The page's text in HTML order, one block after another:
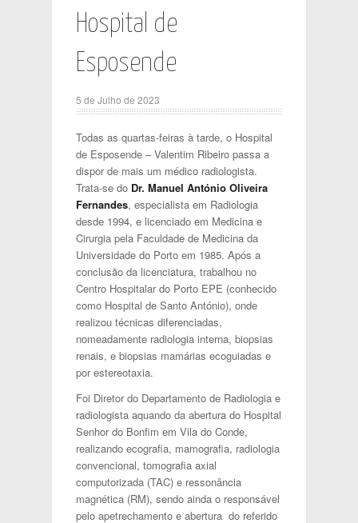
Hospital de
Esposende
5 de Julho de 2023
Todas as quartas-feiras à tarde, o Hospital
de Esposende – Valentim Ribeiro passa a
dispor de mais um médico radiologista.
Trata-se do Dr. Manuel António Oliveira
Fernandes, especialista em Radiologia
desde 1994, e licenciado em Medicina e
Cirurgia pela Faculdade de Medicina da
Universidade do Porto em 1985. Após a
conclusão da licenciatura, trabalhou no
Centro Hospitalar do Porto EPE (conhecido
como Hospital de Santo António), onde
realizou técnicas diferenciadas,
nomeadamente radiologia interna, biopsias
renais, e biopsias mamárias ecoguiadas e
por estereotaxia.
Foi Diretor do Departamento de Radiologia e
radiologista aquando da abertura do Hospital
Senhor do Bonfim em Vila do Conde,
realizando ecografia, mamografia, radiologia
convencional, tomografia axial
computorizada (TAC) e ressonância
magnética (RM), sendo ainda o responsável
pelo apetrechamento e abertura do referido